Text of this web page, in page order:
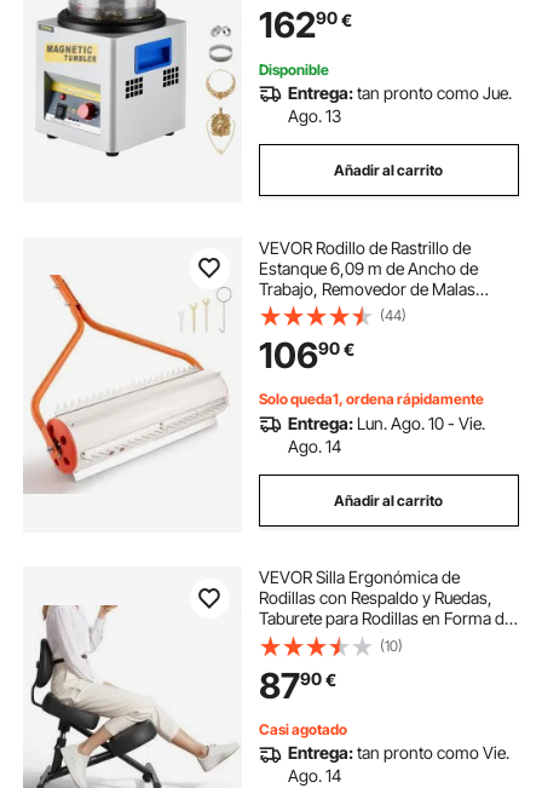
Pulidor de Joyas con Vaso
Magnético
16290€
Disponible
Entrega:tan pronto como Jue.
Ago. 13
Añadir al carrito
VEVOR Rodillo de Rastrillo de
Estanque 6,09 m de Ancho de
Trabajo, Removedor de Malas
Hierbas Acuáticas, 6 Cuchillas de
Acero Inoxidable, Mango de
Longitud Ajustable, Eliminación de
Malezas para Lago
(44)
10690€
Solo queda1, ordena rápidamente
Entrega: Lun. Ago. 10 - Vie.
Ago. 14
Añadir al carrito
VEVOR Silla Ergonómica de
Rodillas con Respaldo y Ruedas,
Taburete para Rodillas en Forma de
X con Altura Ajustable y Cojines de
Espuma Gruesa, Relajarse de
Espalda para Hogar, Oficina, Negro
(10)
8790€
Casi agotado
Entrega:tan pronto como Vie.
Ago. 14